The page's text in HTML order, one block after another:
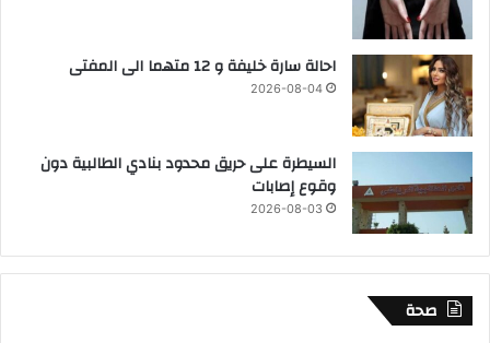
احالة سارة خليفة و 12 متهما الى المفتى
2026-08-04
السيطرة على حريق محدود بنادي الطالبية دون
وقوع إصابات
2026-08-03
صحة